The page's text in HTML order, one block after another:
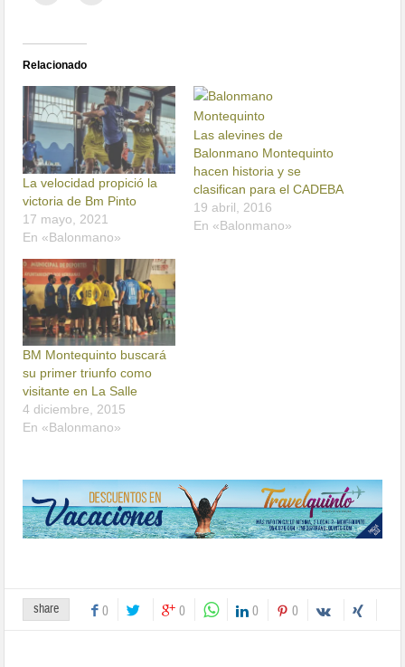
Relacionado
La velocidad propició la
victoria de Bm Pinto
17 mayo, 2021
En «Balonmano»
Las alevines de
Balonmano Montequinto
hacen historia y se
clasifican para el CADEBA
19 abril, 2016
En «Balonmano»
BM Montequinto buscará
su primer triunfo como
visitante en La Salle
4 diciembre, 2015
En «Balonmano»
share 0 0 0 0